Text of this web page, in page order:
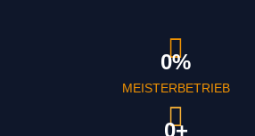
MEISTERBETRIEB
0%
0+